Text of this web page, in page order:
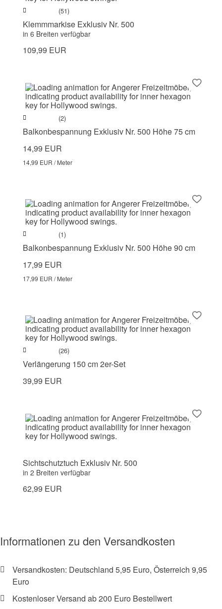
(51)
Klemmmarkise Exklusiv Nr. 500
in 6 Breiten verfügbar
109,99 EUR
(2)
Balkonbespannung Exklusiv Nr. 500 Höhe 75 cm
14,99 EUR
14,99 EUR / Meter
(1)
Balkonbespannung Exklusiv Nr. 500 Höhe 90 cm
17,99 EUR
17,99 EUR / Meter
(26)
Verlängerung 150 cm 2er-Set
39,99 EUR
Sichtschutztuch Exklusiv Nr. 500
in 2 Breiten verfügbar
62,99 EUR
Informationen zu den Versandkosten
Versandkosten: Deutschland 5,95 Euro, Österreich 9,95
Euro
Kostenloser Versand ab 200 Euro Bestellwert